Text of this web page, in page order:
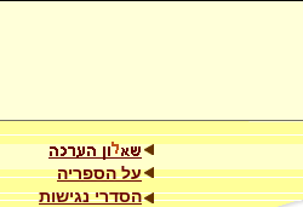
על הספריה
הסדרי נגישות